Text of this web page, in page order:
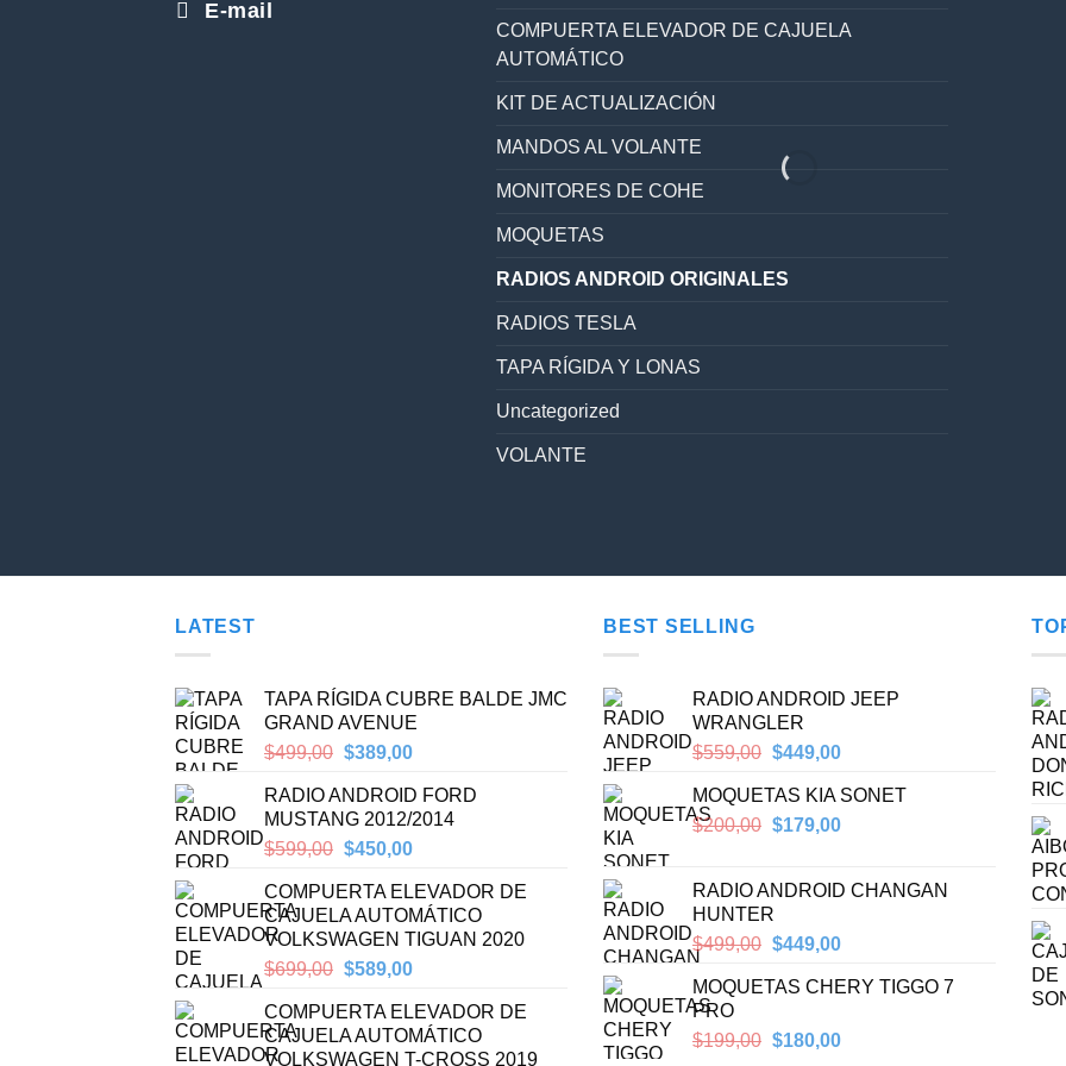
E-mail
COMPUERTA ELEVADOR DE CAJUELA
AUTOMÁTICO
KIT DE ACTUALIZACIÓN
MANDOS AL VOLANTE
MONITORES DE COHE
MOQUETAS
RADIOS ANDROID ORIGINALES
RADIOS TESLA
TAPA RÍGIDA Y LONAS
Uncategorized
VOLANTE
LATEST
TAPA RÍGIDA CUBRE BALDE JMC
GRAND AVENUE
$499,00 Original
was:
$499,00.
$389,00Current
is:
$389,00.
RADIO ANDROID FORD
MUSTANG 2012/2014
$599,00 Original
was:
$599,00.
$450,00Current
is:
$450,00.
COMPUERTA ELEVADOR DE
CAJUELA AUTOMÁTICO
VOLKSWAGEN TIGUAN 2020
$699,00 Original
was:
$699,00.
$589,00Current
is:
$589,00.
COMPUERTA ELEVADOR DE
CAJUELA AUTOMÁTICO
VOLKSWAGEN T-CROSS 2019
BEST SELLING
RADIO ANDROID JEEP
WRANGLER
$559,00 Original
was:
$559,00.
$449,00Current
is:
$449,00.
MOQUETAS KIA SONET
$200,00 Original
$200,00.
$179,00Current
$179,00.
RADIO ANDROID CHANGAN
HUNTER
$499,00 Original
was:
$449,00Current
is:
MOQUETAS CHERY TIGGO 7
PRO
$199,00 Original
$180,00Current